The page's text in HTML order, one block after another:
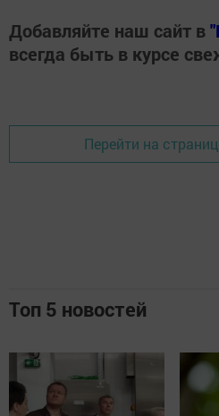
Добавляйте наш сайт в
всегда быть в курсе
Перейти на
Топ 5 новостей